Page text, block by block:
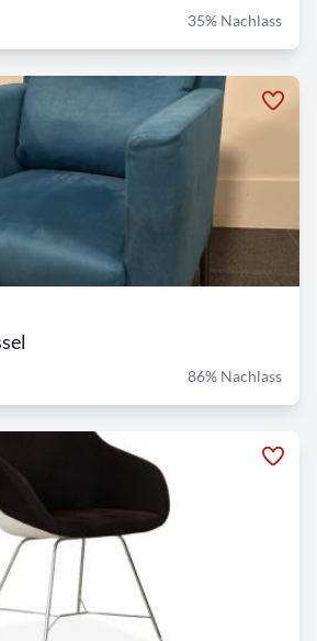
35% Nachlass
86% Nachlass